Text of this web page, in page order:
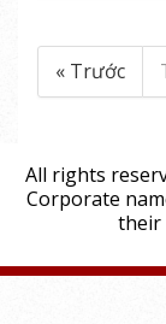
« Trước
All rights
Corporate
their